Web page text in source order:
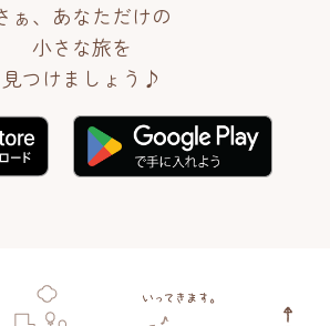
ぁ、あなただけの
小さな旅を
見つけましょう♪